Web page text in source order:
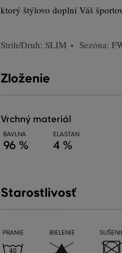
ktorý štýlovo doplní Váš
Strih/Druh: SLIM Sezóna:
Zloženie
vrchný materiál
BAVLNA
96 %
ELASTAN
4 %
Starostlivosť
PRANIE BIELENIE